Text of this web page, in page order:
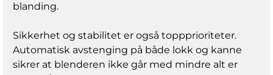
blanding.
Sikkerhet og stabilitet er også toppprioriteter.
Automatisk avstenging på både lokk og kanne
sikrer at blenderen ikke går med mindre alt er